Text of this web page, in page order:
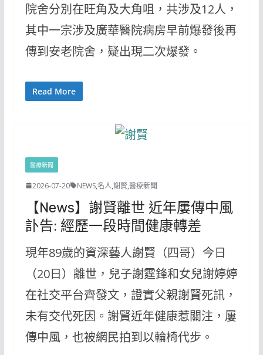
院舍分別在旺角及大角咀，共涉及12人，
其中一宗涉及廣華醫院病房早前爆發後再
傳到安老院舍，疑出現二次爆發。
Read More
醫療新聞
2026-07-20 NEWS,名人,謝賢,醫療新聞
【News】謝賢離世 近年屢傳中風
訃告: 經歷一段時間健康轉差
現年89歲的資深藝人謝賢（四哥）今日
（20日）離世，兒子謝霆鋒和女兒謝婷婷
在社交平台齊發文，證實父親謝賢死訊，
未有交代死因。謝賢近年健康惹關注，屢
傳中風，也被網民拍到以輪椅代步。